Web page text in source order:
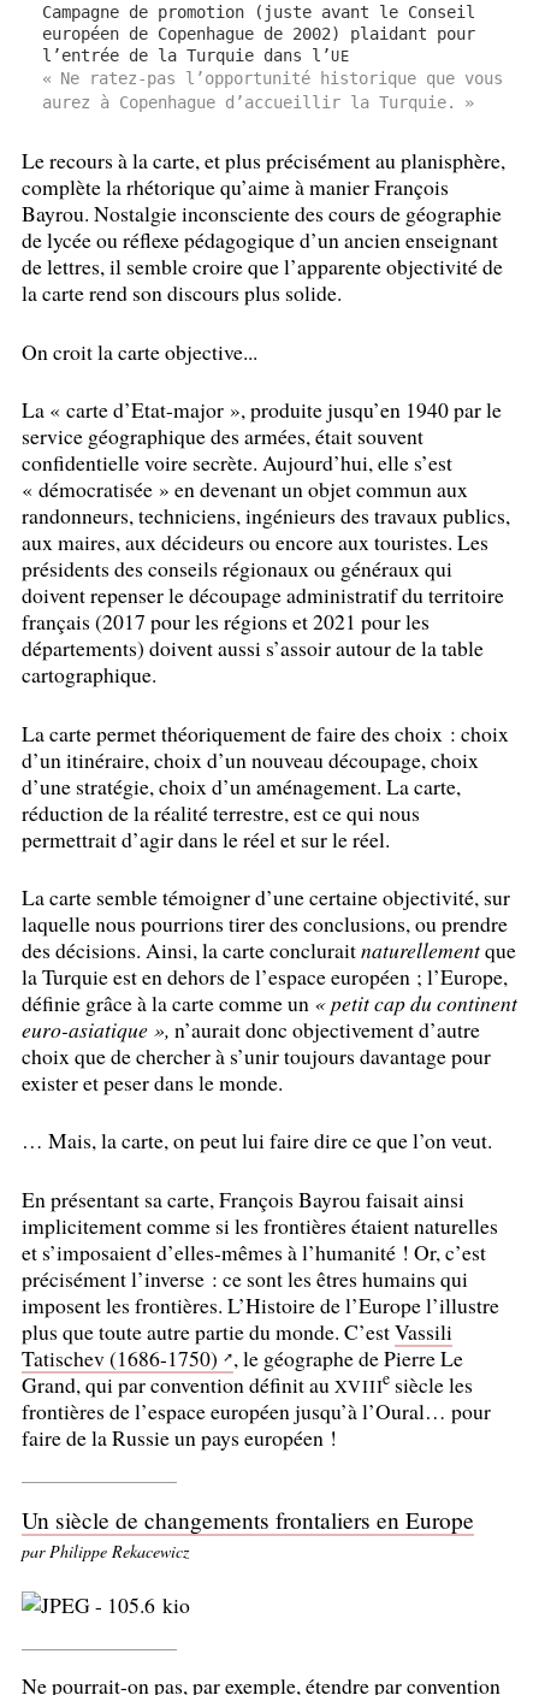
Campagne de promotion (juste avant le Conseil
européen de Copenhague de 2002) plaidant pour
l’entrée de la Turquie dans l’UE
« Ne ratez-pas l’opportunité historique que vous
aurez à Copenhague d’accueillir la Turquie.
»
Le recours à la carte, et plus précisément au planisphère,
complète la rhétorique qu’aime à manier François
Bayrou. Nostalgie inconsciente des cours de géographie
de lycée ou réflexe pédagogique d’un ancien enseignant
de lettres, il semble croire que l’apparente objectivité de
la carte rend son discours plus solide.
On croit la carte objective...
La « carte d’Etat-major », produite jusqu’en 1940 par le
service géographique des armées, était souvent
confidentielle voire secrète. Aujourd’hui, elle s’est
« démocratisée » en devenant un objet commun aux
randonneurs, techniciens, ingénieurs des travaux publics,
aux maires, aux décideurs ou encore aux touristes. Les
présidents des conseils régionaux ou généraux qui
doivent repenser le découpage administratif du territoire
français (2017 pour les régions et 2021 pour les
départements) doivent aussi s’assoir autour de la table
cartographique.
La carte permet théoriquement de faire des choix : choix
d’un itinéraire, choix d’un nouveau découpage, choix
d’une stratégie, choix d’un aménagement. La carte,
réduction de la réalité terrestre, est ce qui nous
permettrait d’agir dans le réel et sur le réel.
La carte semble témoigner d’une certaine objectivité, sur
laquelle nous pourrions tirer des conclusions, ou prendre
des décisions. Ainsi, la carte concluraitnaturellementque
la Turquie est en dehors de l’espace européen ; l’Europe,
définie grâce à la carte comme un « petit cap du continent
euro-asiatique », n’aurait donc objectivement d’autre
choix que de chercher à s’unir toujours davantage pour
exister et peser dans le monde.
… Mais, la carte, on peut lui faire dire ce que l’on veut.
En présentant sa carte, François Bayrou faisait ainsi
implicitement comme si les frontières étaient naturelles
et s’imposaient d’elles-mêmes à l’humanité ! Or, c’est
précisément l’inverse : ce sont les êtres humains qui
imposent les frontières. L’Histoire de l’Europe l’illustre
plus que toute autre partie du monde. C’estVassili
Tatischev (1686-1750)
, le géographe de Pierre Le
Grand, qui par convention définit au XVIIIe siècle les
frontières de l’espace européen jusqu’à l’Oural… pour
faire de la Russie un pays européen !
Un siècle de changements frontaliers en Europe
par Philippe Rekacewicz
Ne pourrait-on pas, par exemple, étendre par convention